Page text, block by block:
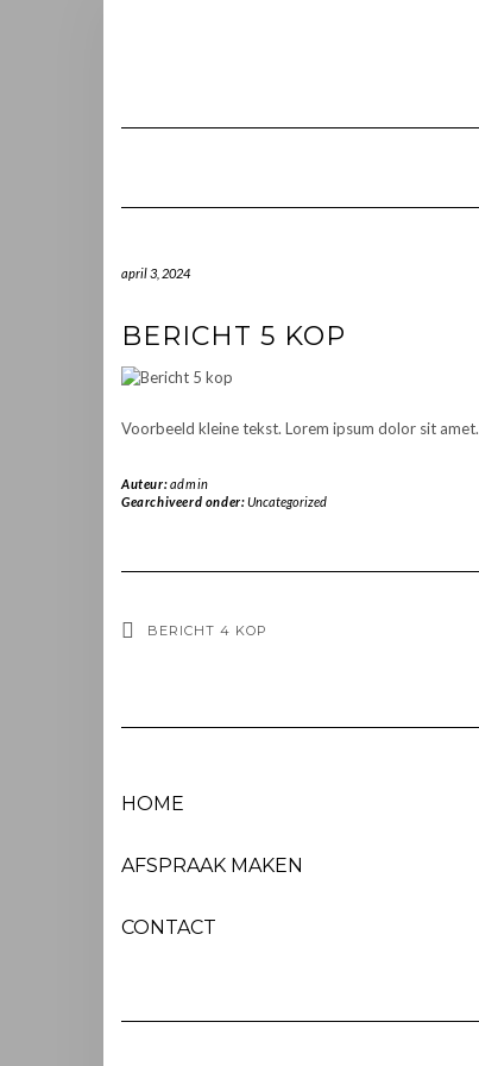
april 3, 2024
BERICHT 5 KOP
Voorbeeld kleine tekst. Lorem ipsum dolor sit amet.
Auteur:admin
Gearchiveerd onder:Uncategorized
BERICHT 4 KOP
HOME
AFSPRAAK MAKEN
CONTACT